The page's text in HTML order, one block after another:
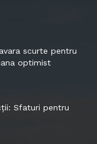
scurte pentru
optimist
Sfaturi pentru